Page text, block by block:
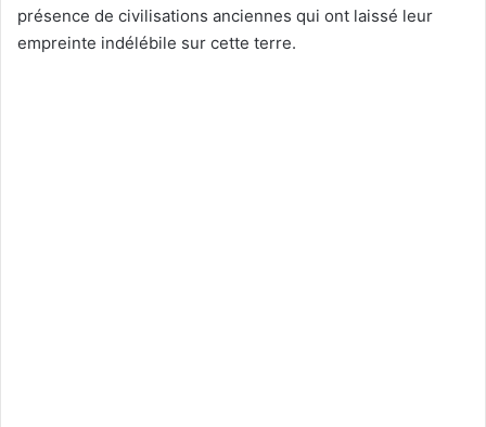
présence de civilisations anciennes qui ont laissé leur
empreinte indélébile sur cette terre.